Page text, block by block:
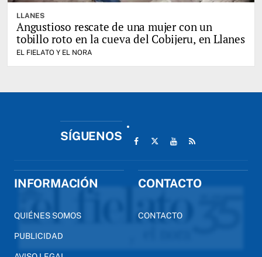
LLANES
Angustioso rescate de una mujer con un
tobillo roto en la cueva del Cobijeru, en Llanes
EL FIELATO Y EL NORA
SÍGUENOS
INFORMACIÓN
QUIÉNES SOMOS
PUBLICIDAD
CONTACTO
CONTACTO